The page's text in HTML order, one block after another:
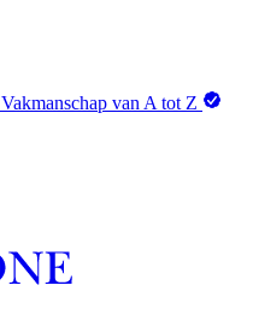
Vakmanschap van A tot Z